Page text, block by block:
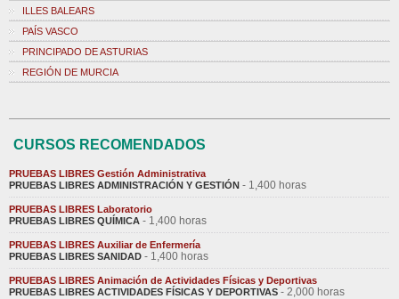
ILLES BALEARS
PAÍS VASCO
PRINCIPADO DE ASTURIAS
REGIÓN DE MURCIA
CURSOS RECOMENDADOS
PRUEBAS LIBRES Gestión Administrativa
PRUEBAS LIBRES ADMINISTRACIÓN Y GESTIÓN - 1,400 horas
PRUEBAS LIBRES Laboratorio
PRUEBAS LIBRES QUÍMICA - 1,400 horas
PRUEBAS LIBRES Auxiliar de Enfermería
PRUEBAS LIBRES SANIDAD - 1,400 horas
PRUEBAS LIBRES Animación de Actividades Físicas y Deportivas
PRUEBAS LIBRES ACTIVIDADES FÍSICAS Y DEPORTIVAS - 2,000 horas